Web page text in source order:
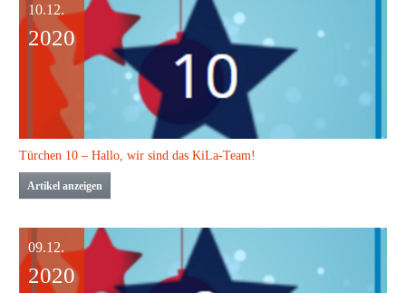
10.12.
2020
Türchen 10 – Hallo, wir sind das KiLa-Team!
Artikel anzeigen
09.12.
2020